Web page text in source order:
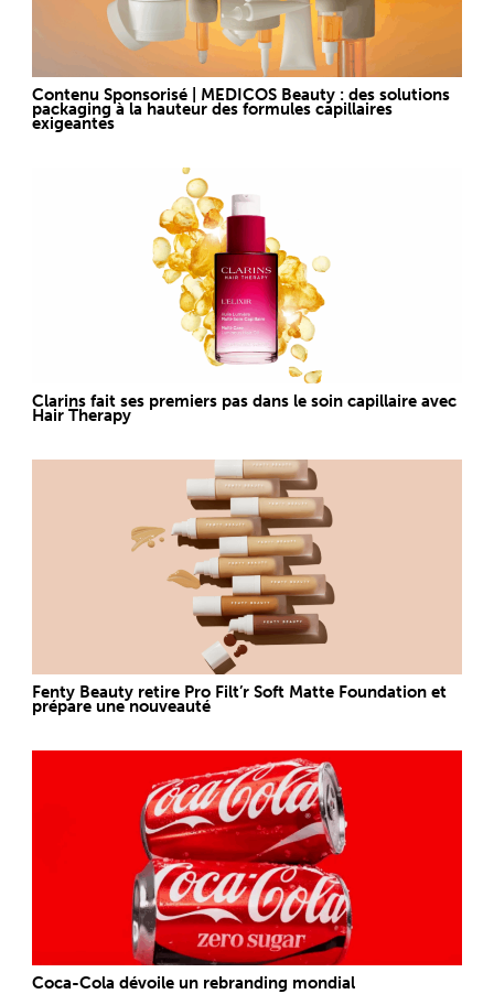
Contenu Sponsorisé | MEDICOS Beauty : des solutions
packaging à la hauteur des formules capillaires
exigeantes
Clarins fait ses premiers pas dans le soin capillaire avec
Hair Therapy
Fenty Beauty retire Pro Filt’r Soft Matte Foundation et
prépare une nouveauté
Coca-Cola dévoile un rebranding mondial